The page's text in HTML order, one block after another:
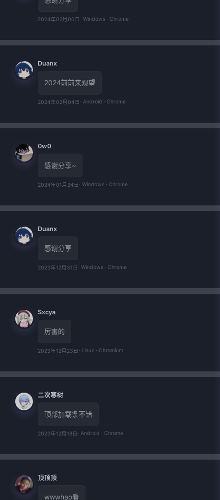
2024年02月06日 · Windows · Chrome
Duanx
2024前前来观望
2024年02月04日 · Android · Chrome
0w0
感谢分享~
2024年01月24日 · Windows · Chrome
Duanx
感谢分享
2023年12月31日 · Windows · Chrome
Sxcya
厉害的
2023年12月23日 · Linux · Chromium
二次寒树
顶部加载条不错
2023年12月18日 · Android · Chrome
顶顶顶
wwwhao看